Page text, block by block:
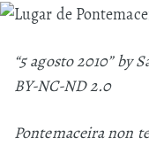
“5 agosto 2010” by
BY-NC-ND 2.0
Pontemaceira non